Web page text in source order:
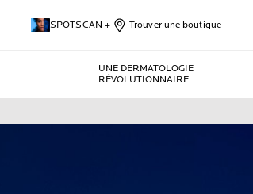
SPOTSCAN + Trouver une boutique
UNE DERMATOLOGIE
RÉVOLUTIONNAIRE